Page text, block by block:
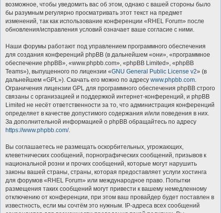
возможное, чтобы уведомить вас об этом, однако с вашей стороны было
бы разумным регулярно просматривать этот текст на предмет
изменений, так как использование конференции «RHEL Forum» после
обновления/исправления условий означает ваше согласие с ними.
Наши форумы работают под управлением программного обеспечения
для создания конференций phpBB (в дальнейшем «они», «программное
обеспечение phpBB», «www.phpbb.com», «phpBB Limited», «phpBB
Teams»), выпущенного по лицензии «GNU General Public License v2» (в
дальнейшем «GPL»). Скачать его можно по адресу www.phpbb.com.
Ограничения лицензии GPL для программного обеспечения phpBB строго
связаны с организацией и поддержкой интернет-конференций, и phpBB
Limited не несёт ответственности за то, что администрация конференций
определяет в качестве допустимого содержания и/или поведения в них.
За дополнительной информацией о phpBB обращайтесь по адресу
https://www.phpbb.com/.
Вы соглашаетесь не размещать оскорбительных, угрожающих,
клеветнических сообщений, порнографических сообщений, призывов к
национальной розни и прочих сообщений, которые могут нарушить
законы вашей страны, страны, которая предоставляет услуги хостинга
для форумов «RHEL Forum» или международное право. Попытки
размещения таких сообщений могут привести к вашему немедленному
отключению от конференции, при этом ваш провайдер будет поставлен в
известность, если мы сочтём это нужным. IP-адреса всех сообщений